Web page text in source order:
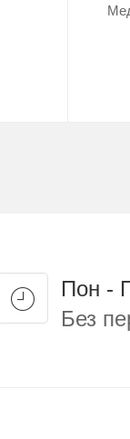
Пон -
Без